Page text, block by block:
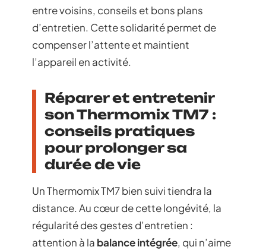
entre voisins, conseils et bons plans
d’entretien. Cette solidarité permet de
compenser l’attente et maintient
l’appareil en activité.
Réparer et entretenir
son Thermomix TM7 :
conseils pratiques
pour prolonger sa
durée de vie
Un Thermomix TM7 bien suivi tiendra la
distance. Au cœur de cette longévité, la
régularité des gestes d’entretien :
attention à la balance intégrée, qui n’aime